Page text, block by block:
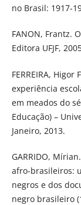
no Brasil: 1917-
FANON, Frantz.
Editora UFJF,
FERREIRA,
experiência
em meados do
Educação) –
Janeiro, 2013.
GARRIDO,
afro-brasileiros:
negros e dos
negro brasileiro